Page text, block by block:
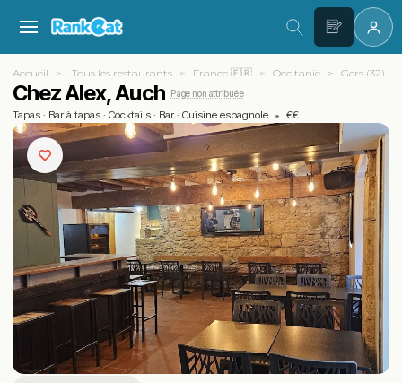
Accueil Tous les restaurants France 🇫🇷 Occitanie Gers (32)
Chez Alex, Auch Page non attribuée
Tapas · Bar à tapas · Cocktails · Bar· Cuisine espagnole • €€